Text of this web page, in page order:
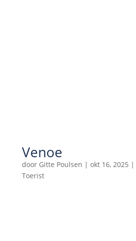
Venoe
door Gitte Poulsen | okt 16, 2025 |
Toerist